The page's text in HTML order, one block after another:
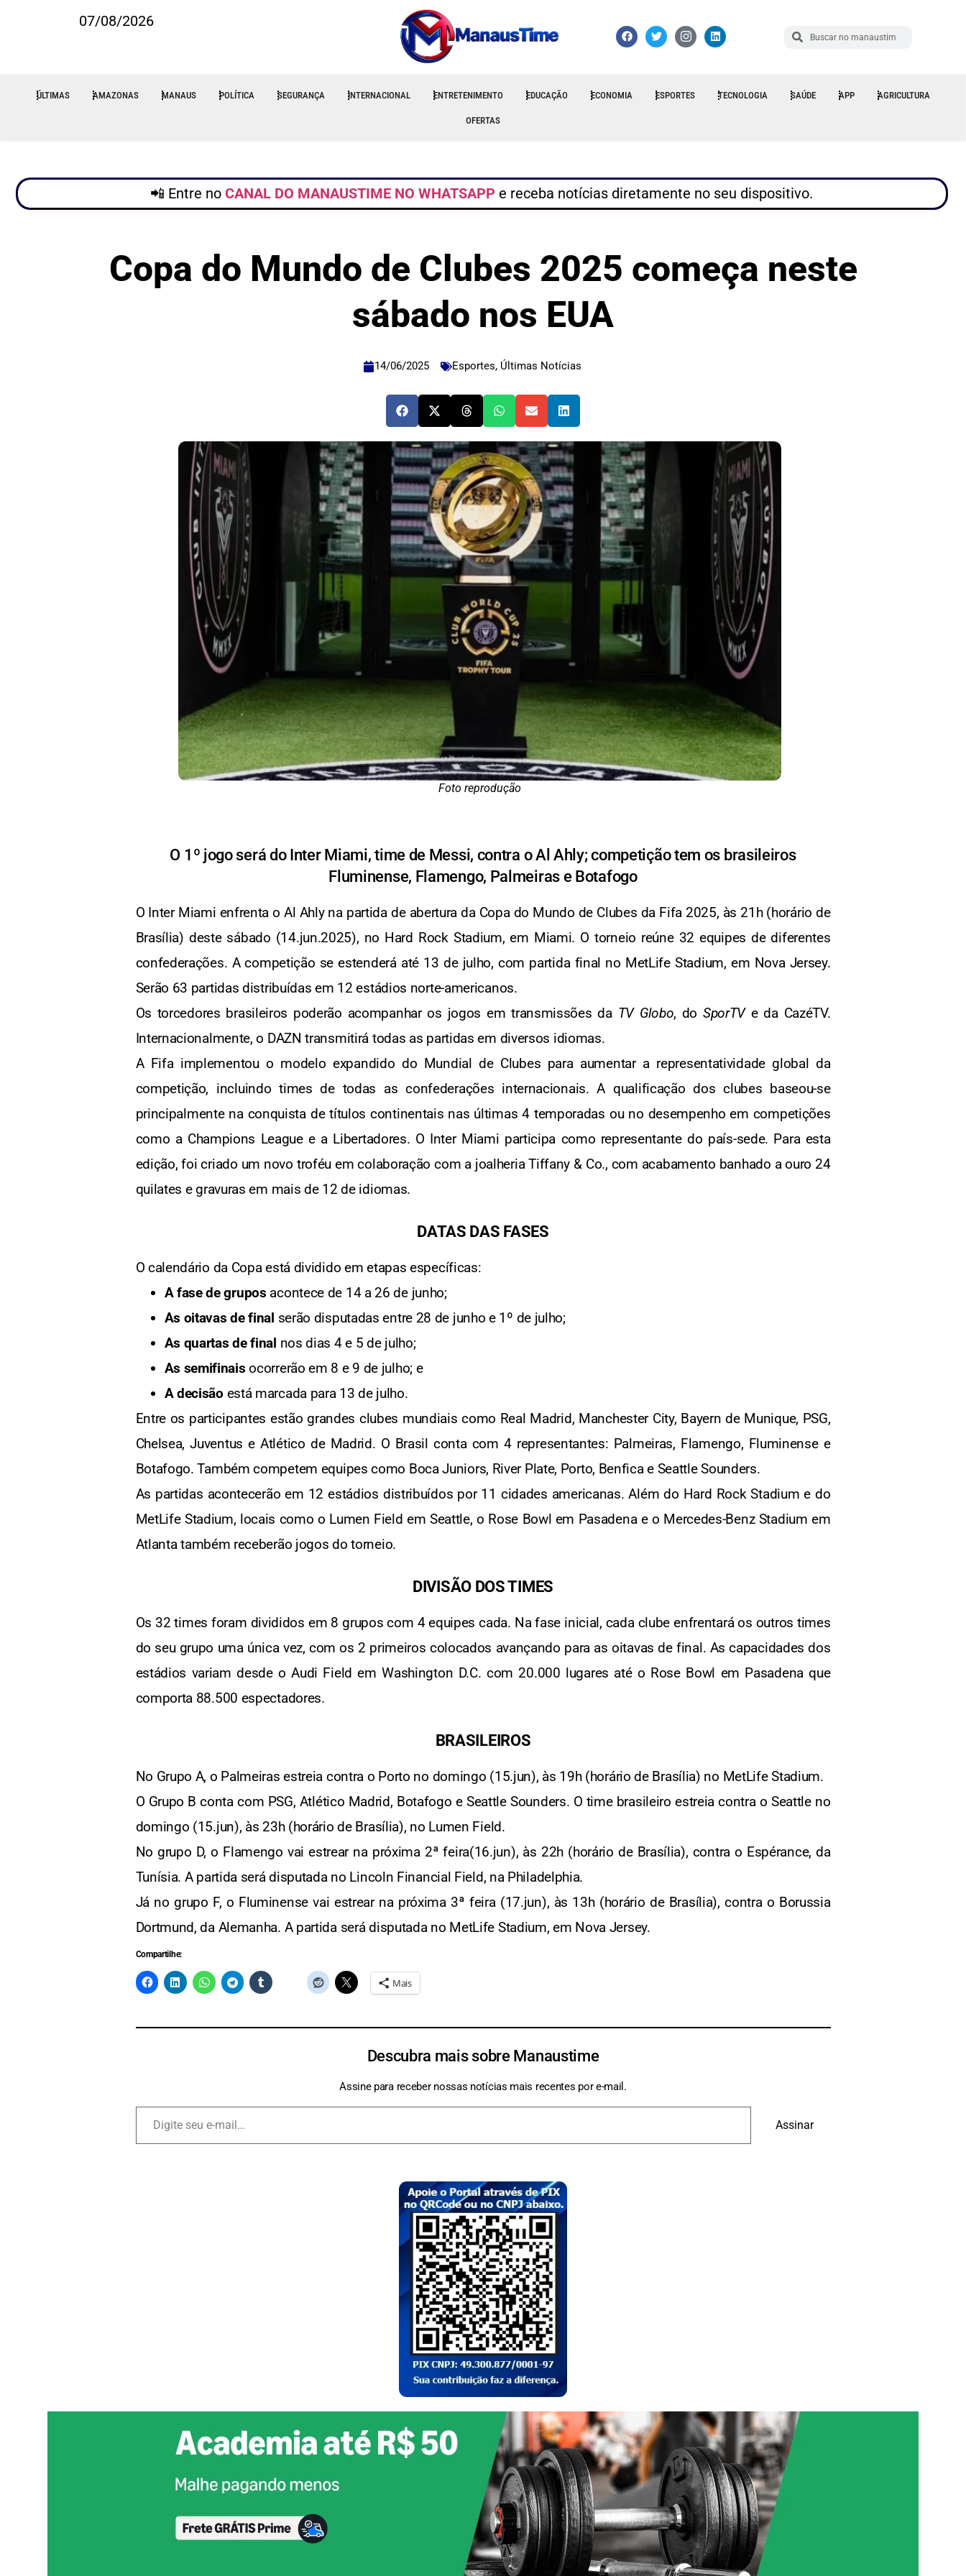
07/08/2026
ÚLTIMAS AMAZONAS MANAUS POLÍTICA SEGURANÇA INTERNACIONAL ENTRETENIMENTO EDUCAÇÃO ECONOMIA ESPORTES TECNOLOGIA SAÚDE APP AGRICULTURA
OFERTAS
📲 Entre no CANAL DO MANAUSTIME NO WHATSAPP e receba notícias diretamente no seu dispositivo.
Copa do Mundo de Clubes 2025 começa neste
sábado nos EUA
14/06/2025 Esportes, Últimas Notícias
Foto reprodução
O 1º jogo será do Inter Miami, time de Messi, contra o Al Ahly; competição tem os brasileiros
Fluminense, Flamengo, Palmeiras e Botafogo
O Inter Miami enfrenta o Al Ahly na partida de abertura da Copa do Mundo de Clubes da Fifa 2025, às 21h (horário de
Brasília) deste sábado (14.jun.2025), no Hard Rock Stadium, em Miami. O torneio reúne 32 equipes de diferentes
confederações. A competição se estenderá até 13 de julho, com partida final no MetLife Stadium, em Nova Jersey.
Serão 63 partidas distribuídas em 12 estádios norte-americanos.
Os torcedores brasileiros poderão acompanhar os jogos em transmissões da TV Globo, do SporTVe da CazéTV.
Internacionalmente, o DAZN transmitirá todas as partidas em diversos idiomas.
A Fifa implementou o modelo expandido do Mundial de Clubes para aumentar a representatividade global da
competição, incluindo times de todas as confederações internacionais. A qualificação dos clubes baseou-se
principalmente na conquista de títulos continentais nas últimas 4 temporadas ou no desempenho em competições
como a Champions League e a Libertadores. O Inter Miami participa como representante do país-sede. Para esta
edição, foi criado um novo troféu em colaboração com a joalheria Tiffany & Co., com acabamento banhado a ouro 24
quilates e gravuras em mais de 12 de idiomas.
DATAS DAS FASES
O calendário da Copa está dividido em etapas específicas:
A fase de grupos acontece de 14 a 26 de junho;
As oitavas de final serão disputadas entre 28 de junho e 1º de julho;
As quartas de final nos dias 4 e 5 de julho;
As semifinais ocorrerão em 8 e 9 de julho; e
A decisão está marcada para 13 de julho.
Entre os participantes estão grandes clubes mundiais como Real Madrid, Manchester City, Bayern de Munique, PSG,
Chelsea, Juventus e Atlético de Madrid. O Brasil conta com 4 representantes: Palmeiras, Flamengo, Fluminense e
Botafogo. Também competem equipes como Boca Juniors, River Plate, Porto, Benfica e Seattle Sounders.
As partidas acontecerão em 12 estádios distribuídos por 11 cidades americanas. Além do Hard Rock Stadium e do
MetLife Stadium, locais como o Lumen Field em Seattle, o Rose Bowl em Pasadena e o Mercedes-Benz Stadium em
Atlanta também receberão jogos do torneio.
DIVISÃO DOS TIMES
Os 32 times foram divididos em 8 grupos com 4 equipes cada. Na fase inicial, cada clube enfrentará os outros times
do seu grupo uma única vez, com os 2 primeiros colocados avançando para as oitavas de final. As capacidades dos
estádios variam desde o Audi Field em Washington D.C. com 20.000 lugares até o Rose Bowl em Pasadena que
comporta 88.500 espectadores.
BRASILEIROS
No Grupo A, o Palmeiras estreia contra o Porto no domingo (15.jun), às 19h (horário de Brasília) no MetLife Stadium.
O Grupo B conta com PSG, Atlético Madrid, Botafogo e Seattle Sounders. O time brasileiro estreia contra o Seattle no
domingo (15.jun), às 23h (horário de Brasília), no Lumen Field.
No grupo D, o Flamengo vai estrear na próxima 2ª feira(16.jun), às 22h (horário de Brasília), contra o Espérance, da
Tunísia. A partida será disputada no Lincoln Financial Field, na Philadelphia.
Já no grupo F, o Fluminense vai estrear na próxima 3ª feira (17.jun), às 13h (horário de Brasília), contra o Borussia
Dortmund, da Alemanha. A partida será disputada no MetLife Stadium, em Nova Jersey.
Compartilhe:
Mais
Descubra mais sobre Manaustime
Assine para receber nossas notícias mais recentes por e-mail.
Assinar